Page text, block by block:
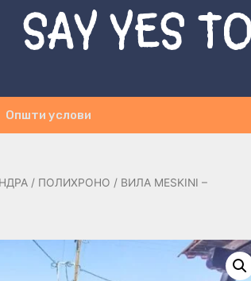
SAY YES
Општи услови
/ ПОЛИХРОНО / ВИЛА MESKINI –